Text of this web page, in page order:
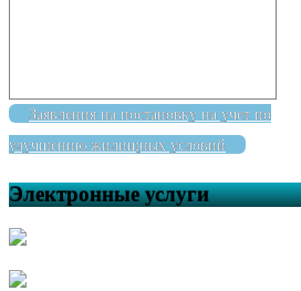
Заявления на постановку на учет по
улучшению жилищных условий
Электронные услуги